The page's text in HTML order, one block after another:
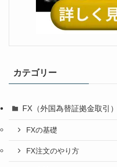
カテゴリー
FX（外国為替証拠金取引）
FXの基礎
FX注文のやり方